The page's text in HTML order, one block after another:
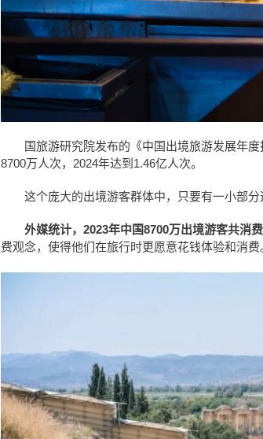
国旅游研究院发布的《中国出境旅游发展年
8700万人次，2024年达到1.46亿人次。
这个庞大的出境游客群体中，只要有一小部
外媒统计，2023年中国8700万出境游客共消费
费观念，使得他们在旅行时更愿意花钱体验和消费